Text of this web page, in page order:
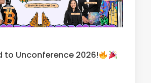
to Unconference 2026!